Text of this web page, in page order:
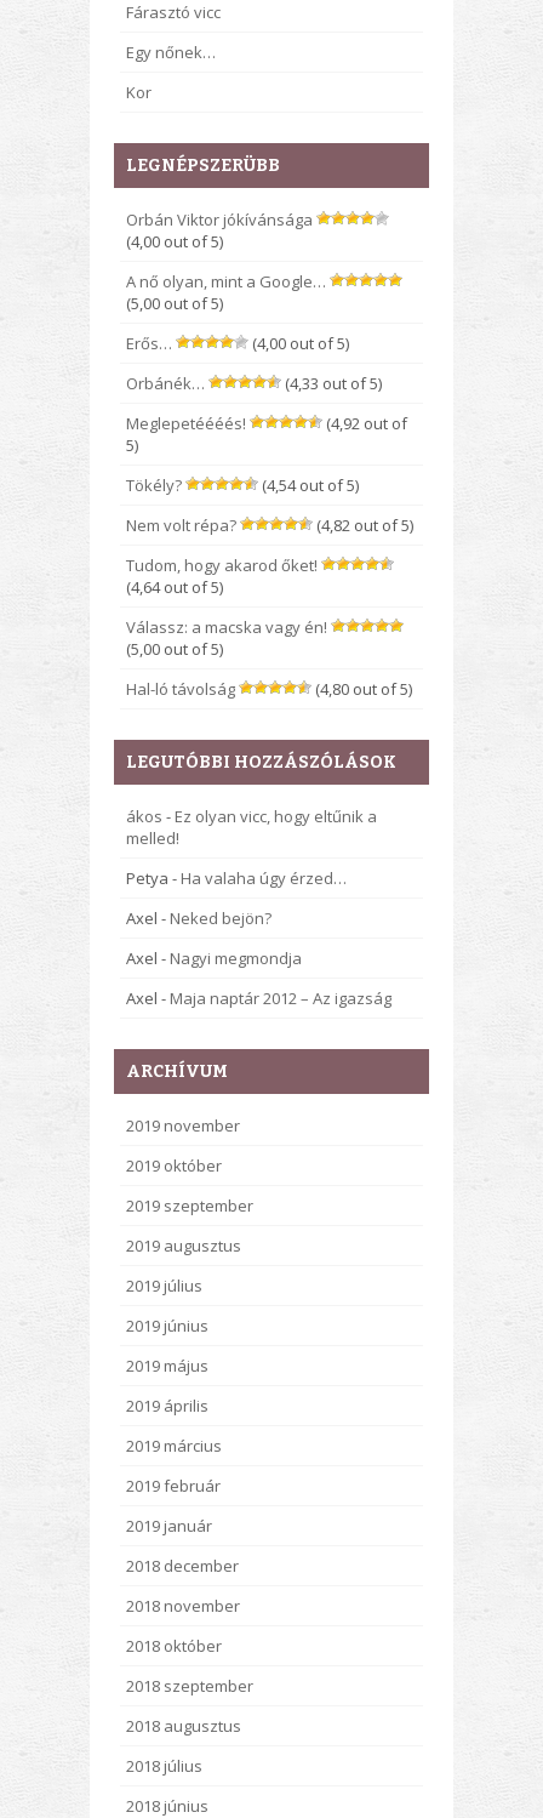
Fárasztó vicc
Egy nőnek…
Kor
LEGNÉPSZERÜBB
Orbán Viktor jókívánsága
(4,00 out of 5)
A nő olyan, mint a Google…
(5,00 out of 5)
Erős…
(4,00 out of 5)
Orbánék…
(4,33 out of 5)
Meglepetéééés!
(4,92 out of
5)
Tökély?
(4,54 out of 5)
Nem volt répa?
(4,82 out of 5)
Tudom, hogy akarod őket!
(4,64 out of 5)
Válassz: a macska vagy én!
(5,00 out of 5)
Hal-ló távolság
(4,80 out of 5)
LEGUTÓBBI HOZZÁSZÓLÁSOK
ákos - Ez olyan vicc, hogy eltűnik a
melled!
Petya - Ha valaha úgy érzed…
Axel - Neked bejön?
Axel - Nagyi megmondja
Axel - Maja naptár 2012 – Az igazság
ARCHÍVUM
2019 november
2019 október
2019 szeptember
2019 augusztus
2019 július
2019 június
2019 május
2019 április
2019 március
2019 február
2019 január
2018 december
2018 november
2018 október
2018 szeptember
2018 augusztus
2018 július
2018 június